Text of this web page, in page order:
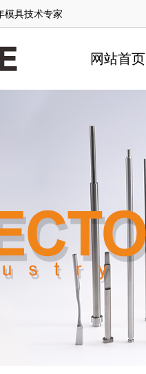
模具技术专家
网站首页